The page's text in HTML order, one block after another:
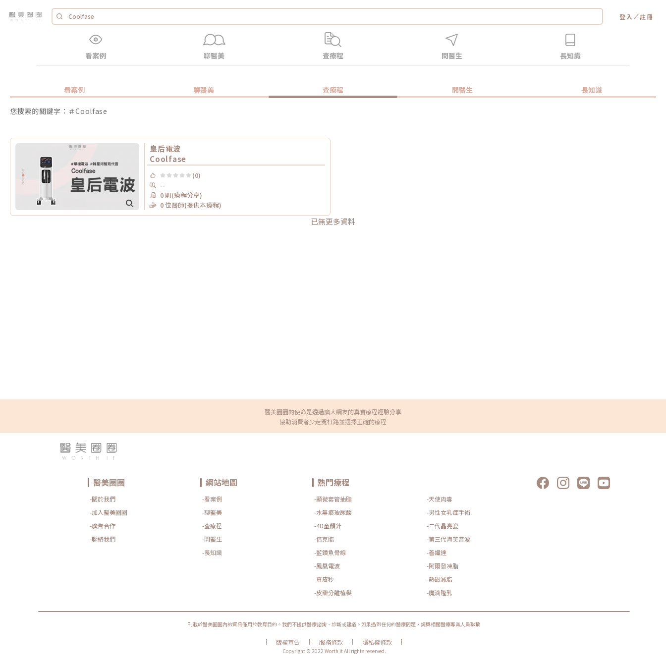
登入 ／註冊
看案例 聊醫美 查療程 問醫生 長知識
看案例 聊醫美 查療程 問醫生 長知識
您搜索的關鍵字：＃Coolfase
皇后電波
Coolfase
(0)
--
0 則(療程分享)
0 位醫師(提供本療程)
已無更多資料
醫美圈圈的使命是透過廣大網友的真實療程經驗分享
協助消費者少走冤枉路並選擇正確的療程
醫美圈圈
-關於我們
-加入醫美圈圈
-廣告合作
-聯絡我們
網站地圖
-看案例
-聊醫美
-查療程
-問醫生
-長知識
熱門療程
-顯微套管抽脂
-天使肉毒
-水無痕玻尿酸
-男性女乳症手術
-4D童顏針
-二代晶亮瓷
-倍克脂
-第三代海芙音波
-藍鑽魚骨線
-善纖達
-鳳凰電波
-阿爾發凍脂
-真皮秒
-熱磁減脂
-皮瓣分離植髮
-魔滴隆乳
刊載於醫美圈圈內的資訊僅用於教育目的。我們不提供醫療諮詢、診斷或建議。如果遇到任何的醫療問題，請與相關醫療專業人員聯繫
| 版權宣告 | 服務條款 | 隱私權條款
|
Copyright © 2022 Worth it All rights reserved.